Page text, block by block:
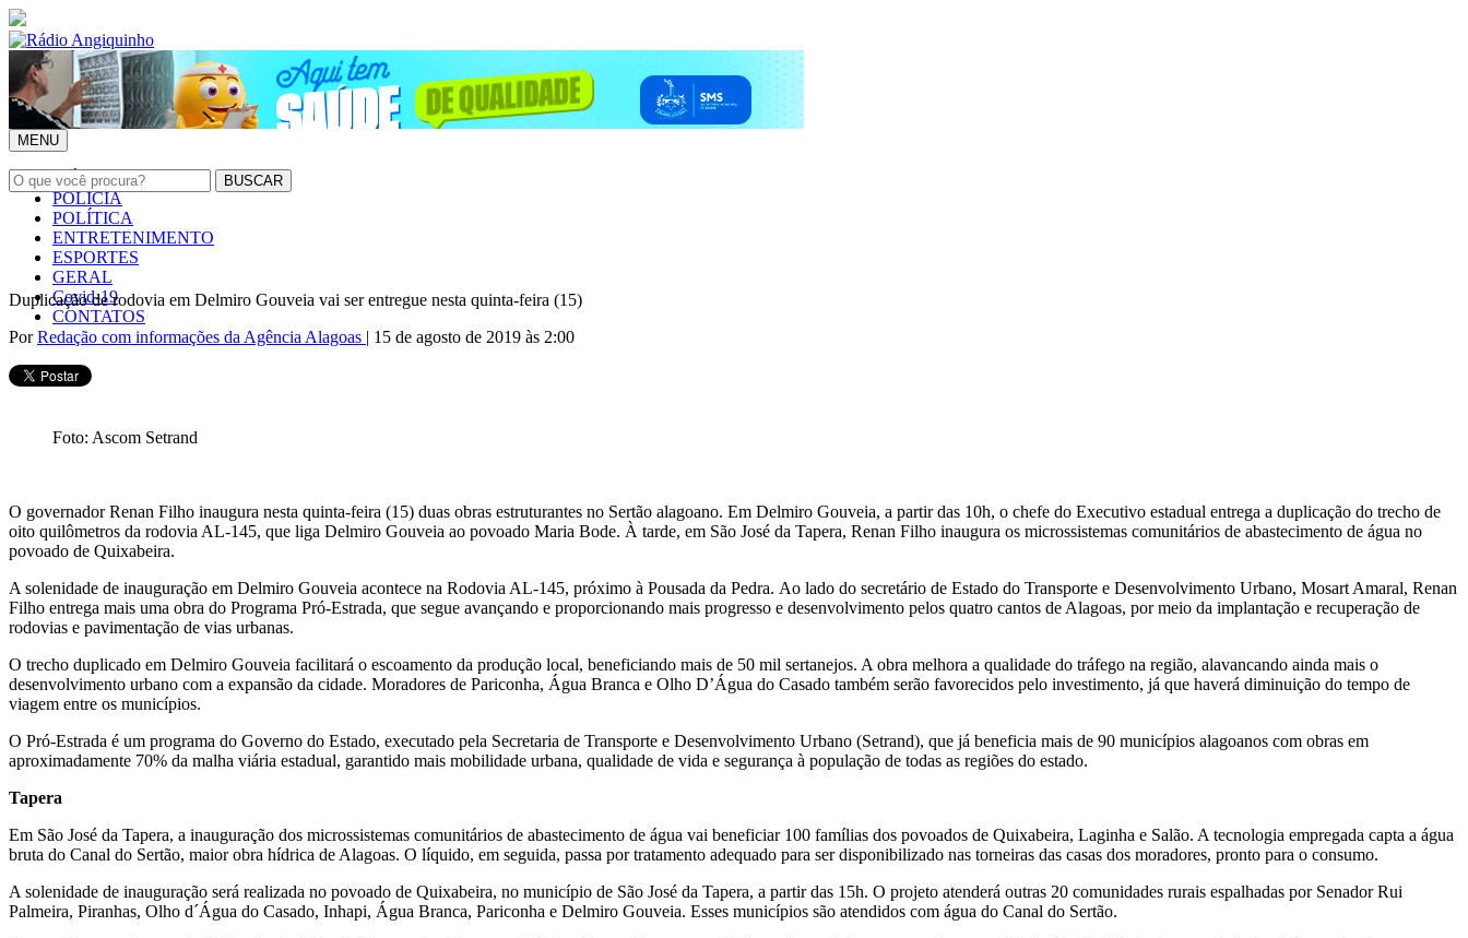
MENU
INÍCIO
POLÍCIA
POLÍTICA
ENTRETENIMENTO
ESPORTES
GERAL
Covid-19
CONTATOS
Duplicação de rodovia em Delmiro Gouveia vai ser entregue nesta quinta-feira (15)
PorRedação com informações da Agência Alagoas | 15 de agosto de 2019 às 2:00
Foto: Ascom Setrand
O governador Renan Filho inaugura nesta quinta-feira (15) duas obras estruturantes no Sertão alagoano. Em Delmiro Gouveia, a partir das 10h, o chefe do Executivo estadual entrega a duplicação do trecho de
oito quilômetros da rodovia AL-145, que liga Delmiro Gouveia ao povoado Maria Bode. À tarde, em São José da Tapera, Renan Filho inaugura os microssistemas comunitários de abastecimento de água no
povoado de Quixabeira.
A solenidade de inauguração em Delmiro Gouveia acontece na Rodovia AL-145, próximo à Pousada da Pedra. Ao lado do secretário de Estado do Transporte e Desenvolvimento Urbano, Mosart Amaral, Renan
Filho entrega mais uma obra do Programa Pró-Estrada, que segue avançando e proporcionando mais progresso e desenvolvimento pelos quatro cantos de Alagoas, por meio da implantação e recuperação de
rodovias e pavimentação de vias urbanas.
O trecho duplicado em Delmiro Gouveia facilitará o escoamento da produção local, beneficiando mais de 50 mil sertanejos. A obra melhora a qualidade do tráfego na região, alavancando ainda mais o
desenvolvimento urbano com a expansão da cidade. Moradores de Pariconha, Água Branca e Olho D’Água do Casado também serão favorecidos pelo investimento, já que haverá diminuição do tempo de
viagem entre os municípios.
O Pró-Estrada é um programa do Governo do Estado, executado pela Secretaria de Transporte e Desenvolvimento Urbano (Setrand), que já beneficia mais de 90 municípios alagoanos com obras em
aproximadamente 70% da malha viária estadual, garantido mais mobilidade urbana, qualidade de vida e segurança à população de todas as regiões do estado.
Tapera
Em São José da Tapera, a inauguração dos microssistemas comunitários de abastecimento de água vai beneficiar 100 famílias dos povoados de Quixabeira, Laginha e Salão. A tecnologia empregada capta a água
bruta do Canal do Sertão, maior obra hídrica de Alagoas. O líquido, em seguida, passa por tratamento adequado para ser disponibilizado nas torneiras das casas dos moradores, pronto para o consumo.
A solenidade de inauguração será realizada no povoado de Quixabeira, no município de São José da Tapera, a partir das 15h. O projeto atenderá outras 20 comunidades rurais espalhadas por Senador Rui
Palmeira, Piranhas, Olho d´Água do Casado, Inhapi, Água Branca, Pariconha e Delmiro Gouveia. Esses municípios são atendidos com água do Canal do Sertão.